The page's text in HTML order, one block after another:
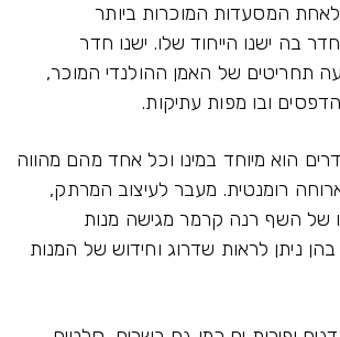
המסעדות המוכרות ביותר
בה ישנו הייחוד שלו. ישנו חדר
תחריטים של האמן ההולנדי המוכר,
ובו מפות עתיקות.
הוא מיוחד במינו וכל אחד מהם מהווה
רומנטית. מעבר לעיצוב המרתק,
של השף רנה קרמר מגישה מנות
ניתן לראות שדרוג וחידוש של המנות